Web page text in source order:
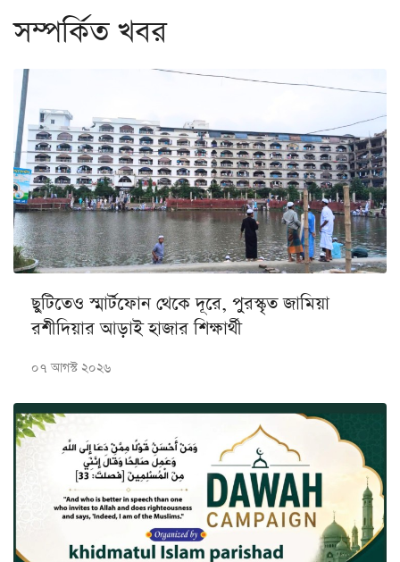
সম্পর্কিত খবর
ছুটিতেও স্মার্টফোন থেকে দূরে, পুরস্কৃত জামিয়া
রশীদিয়ার আড়াই হাজার শিক্ষার্থী
০৭ আগস্ট ২০২৬